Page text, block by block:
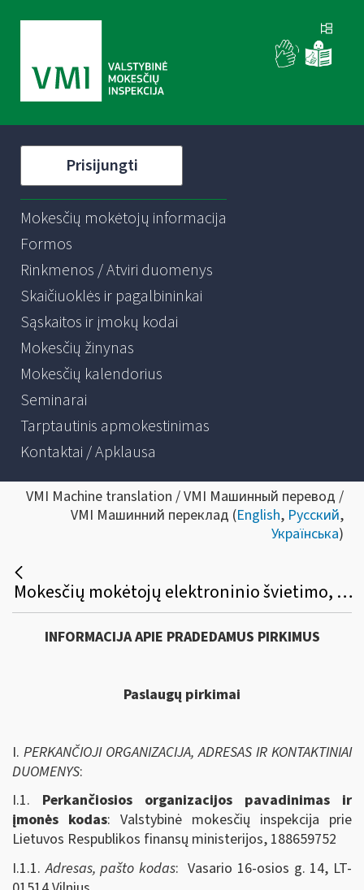
Prisijungti
Mokesčių mokėtojų informacija
Formos
Rinkmenos / Atviri duomenys
Skaičiuoklės ir pagalbininkai
Sąskaitos ir įmokų kodai
Mokesčių žinynas
Mokesčių kalendorius
Seminarai
Tarptautinis apmokestinimas
Kontaktai / Apklausa
VMI Machine translation / VMI Машинный перевод /
VMI Машинний переклад (English, Русский,
Українська)
Mokesčių mokėtojų elektroninio švietimo, konsultavimo ir informavimo paslaugų sistemos (ESKIS) priežiūros paslaugų viešasis pirkimas
INFORMACIJA APIE PRADEDAMUS PIRKIMUS
Paslaugų pirkimai
I. PERKANČIOJI ORGANIZACIJA, ADRESAS IR KONTAKTINIAI
DUOMENYS:
I.1. Perkančiosios organizacijos pavadinimas ir
įmonės kodas: Valstybinė mokesčių inspekcija prie
Lietuvos Respublikos finansų ministerijos, 188659752
I.1.1.Adresas, pašto kodas: Vasario 16-osios g. 14, LT-